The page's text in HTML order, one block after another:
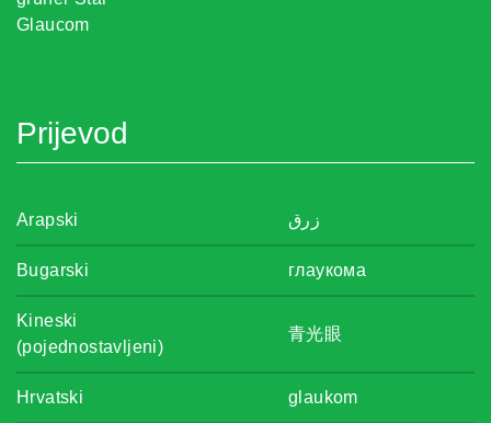
Glaucom
Prijevod
Arapski زرق
Bugarski глаукома
Kineski
(pojednostavljeni)
青光眼
Hrvatski glaukom